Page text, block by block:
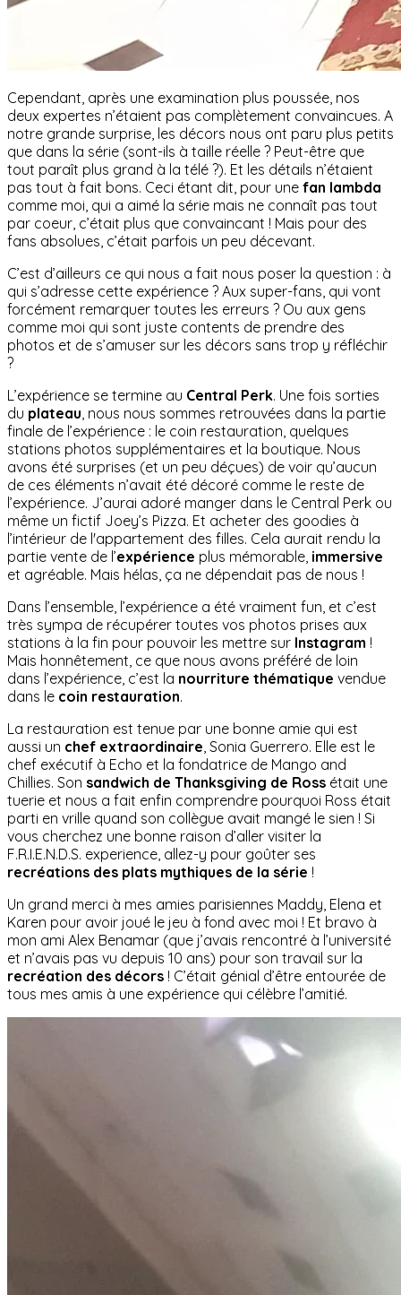
Cependant, après une examination plus poussée, nos
deux expertes n’étaient pas complètement convaincues. A
notre grande surprise, les décors nous ont paru plus petits
que dans la série (sont-ils à taille réelle ? Peut-être que
tout paraît plus grand à la télé ?). Et les détails n’étaient
pas tout à fait bons. Ceci étant dit, pour une fan lambda
comme moi, qui a aimé la série mais ne connaît pas tout
par coeur, c’était plus que convaincant ! Mais pour des
fans absolues, c’était parfois un peu décevant.
C’est d’ailleurs ce qui nous a fait nous poser la question : à
qui s’adresse cette expérience ? Aux super-fans, qui vont
forcément remarquer toutes les erreurs ? Ou aux gens
comme moi qui sont juste contents de prendre des
photos et de s’amuser sur les décors sans trop y réfléchir
?
L’expérience se termine au Central Perk. Une fois sorties
du plateau, nous nous sommes retrouvées dans la partie
finale de l’expérience : le coin restauration, quelques
stations photos supplémentaires et la boutique. Nous
avons été surprises (et un peu déçues) de voir qu’aucun
de ces éléments n’avait été décoré comme le reste de
l’expérience. J’aurai adoré manger dans le Central Perk ou
même un fictif Joey’s Pizza. Et acheter des goodies à
l’intérieur de l'appartement des filles. Cela aurait rendu la
partie vente de l’expérience plus mémorable, immersive
et agréable. Mais hélas, ça ne dépendait pas de nous !
Dans l’ensemble, l’expérience a été vraiment fun, et c’est
très sympa de récupérer toutes vos photos prises aux
stations à la fin pour pouvoir les mettre sur Instagram !
Mais honnêtement, ce que nous avons préféré de loin
dans l’expérience, c’est la nourriture thématique vendue
dans le coin restauration.
La restauration est tenue par une bonne amie qui est
aussi un chef extraordinaire, Sonia Guerrero. Elle est le
chef exécutif à Echo et la fondatrice de Mango and
Chillies. Son sandwich de Thanksgiving de Ross était une
tuerie et nous a fait enfin comprendre pourquoi Ross était
parti en vrille quand son collègue avait mangé le sien ! Si
vous cherchez une bonne raison d’aller visiter la
F.R.I.E.N.D.S. experience, allez-y pour goûter ses
recréations des plats mythiques de la série !
Un grand merci à mes amies parisiennes Maddy, Elena et
Karen pour avoir joué le jeu à fond avec moi ! Et bravo à
mon ami Alex Benamar (que j’avais rencontré à l’université
et n’avais pas vu depuis 10 ans) pour son travail sur la
recréation des décors ! C’était génial d’être entourée de
tous mes amis à une expérience qui célèbre l’amitié.